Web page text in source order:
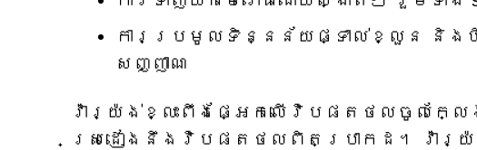
ការប្រមូលទិន្នន័យផ្ទាល់ខ្លួន និ
សញ្ញាណ
វ៉ារ្យ៉ង់ខ្លះពឹងផ្អែកលើវិបផតថលចូលក្លែ
ស្រដៀងនឹងវិបផតថលពិតប្រាកដ។ វ៉ារ្